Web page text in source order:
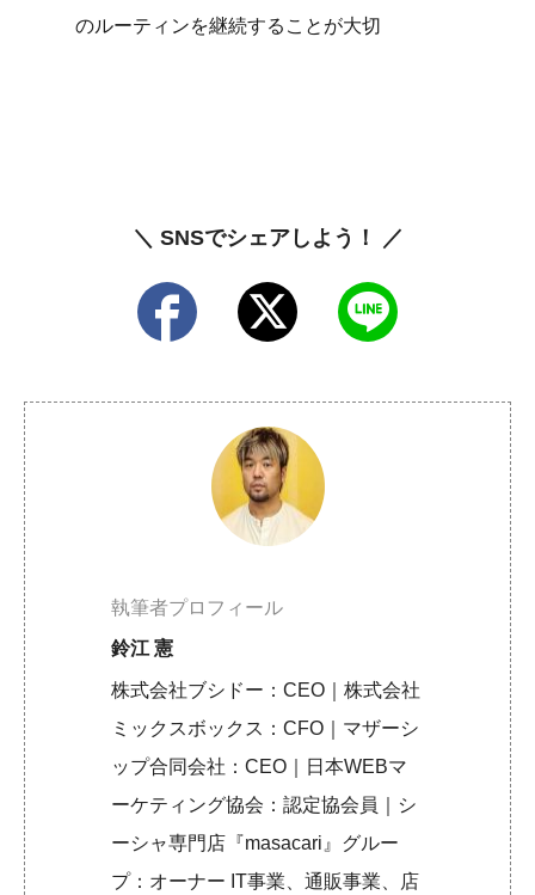
のルーティンを継続することが大切
＼ SNSでシェアしよう！ ／
執筆者プロフィール
鈴江 憲
株式会社ブシドー：CEO｜株式会社
ミックスボックス：CFO｜マザーシ
ップ合同会社：CEO｜日本WEBマ
ーケティング協会：認定協会員｜シ
ーシャ専門店『masacari』グルー
プ：オーナー IT事業、通販事業、店